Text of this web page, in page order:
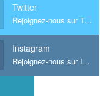
Twitter
Rejoignez-nous sur Twitter
Instagram
Rejoignez-nous sur Instagram